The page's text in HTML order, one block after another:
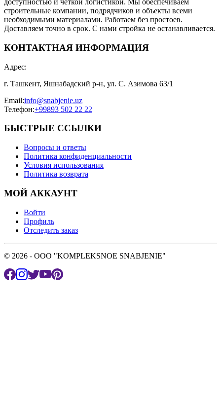
доступностью и чёткой логистикой. Мы обеспечиваем
строительные компании, подрядчиков и объекты всеми
необходимыми материалами. Работаем без простоев.
Доставляем точно в срок. С нами стройка не останавливается.
КОНТАКТНАЯ ИНФОРМАЦИЯ
Адрес:
г. Ташкент, Яшнабадский р-н, ул. С. Азимова 63/1
Email:info@snabjenie.uz
Телефон:+99893 502 22 22
БЫСТРЫЕ ССЫЛКИ
Вопросы и ответы
Политика конфиденциальности
Условия использования
Политика возврата
МОЙ АККАУНТ
Войти
Профиль
Отследить заказ
© 2026 - OOO "KOMPLEKSNOE SNABJENIE"